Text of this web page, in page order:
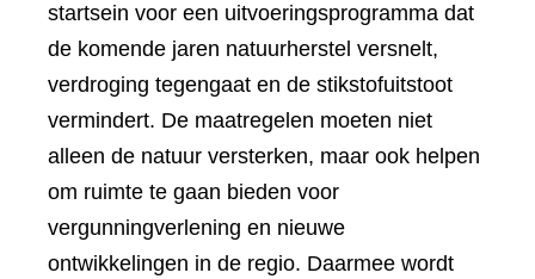
startsein voor een uitvoeringsprogramma dat
de komende jaren natuurherstel versnelt,
verdroging tegengaat en de stikstofuitstoot
vermindert. De maatregelen moeten niet
alleen de natuur versterken, maar ook helpen
om ruimte te gaan bieden voor
vergunningverlening en nieuwe
ontwikkelingen in de regio. Daarmee wordt